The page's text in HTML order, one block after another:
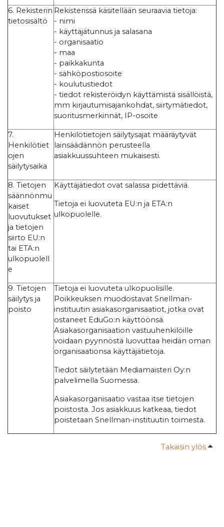
6. Rekisterin
tietosisältö
Rekisterissä käsitellään seuraavia tietoja:
- nimi
- käyttäjätunnus ja salasana
- organisaatio
- maa
- paikkakunta
- sähköpostiosoite
- koulutustiedot
- tiedot rekisteröidyn käyttämistä sisällöistä,
mm kirjautumisajankohdat, siirtymätiedot,
suoritusmerkinnät, IP-osoite
7.
Henkilötiet
ojen
säilytysaika
Henkilötietojen säilytysajat määräytyvät
lainsäädännön perusteella
asiakkuussuhteen mukaisesti.
8. Tietojen
säännönmu
kaiset
luovutukset
ja tietojen
siirto EU:n
tai ETA:n
ulkopuolell
e
Käyttäjätiedot ovat salassa pidettäviä.
Tietoja ei luovuteta EU:n ja ETA:n
ulkopuolelle.
9. Tietojen
säilytys ja
poisto
Tietoja ei luovuteta ulkopuolisille.
Poikkeuksen muodostavat Snellman-
instituutin asiakasorganisaatiot, jotka ovat
ostaneet EduGo:n käyttöönsä.
Asiakasorganisaation vastuuhenkilöille
voidaan pyynnöstä luovuttaa heidän oman
organisaationsa käyttäjätietoja.
Tiedot säilytetään Mediamaisteri Oy:n
palvelimella Suomessa.
Asiakasorganisaatio vastaa itse tietojen
poistosta. Jos asiakkuus katkeaa, tiedot
poistetaan Snellman-instituutin toimesta.
Takaisin ylös